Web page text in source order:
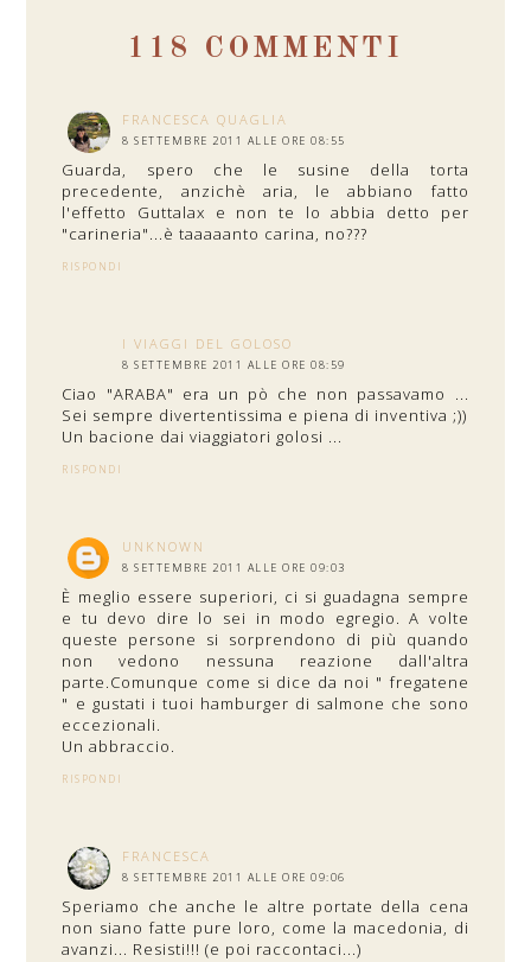
118 COMMENTI
FRANCESCA QUAGLIA
8 SETTEMBRE 2011 ALLE ORE 08:55
Guarda, spero che le susine della torta
precedente, anzichè aria, le abbiano fatto
l'effetto Guttalax e non te lo abbia detto per
"carineria"...è taaaaanto carina, no???
RISPONDI
I VIAGGI DEL GOLOSO
8 SETTEMBRE 2011 ALLE ORE 08:59
Ciao "ARABA" era un pò che non passavamo ...
Sei sempre divertentissima e piena di inventiva ;))
Un bacione dai viaggiatori golosi ...
RISPONDI
UNKNOWN
8 SETTEMBRE 2011 ALLE ORE 09:03
È meglio essere superiori, ci si guadagna sempre
e tu devo dire lo sei in modo egregio. A volte
queste persone si sorprendono di più quando
non vedono nessuna reazione dall'altra
parte.Comunque come si dice da noi " fregatene
" e gustati i tuoi hamburger di salmone che sono
eccezionali.
Un abbraccio.
RISPONDI
FRANCESCA
8 SETTEMBRE 2011 ALLE ORE 09:06
Speriamo che anche le altre portate della cena
non siano fatte pure loro, come la macedonia, di
avanzi... Resisti!!! (e poi raccontaci...)